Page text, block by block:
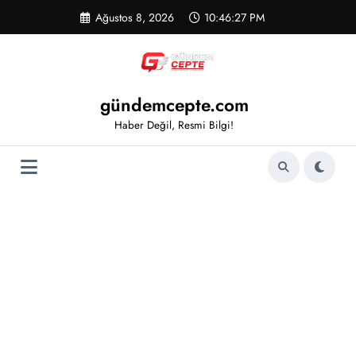
Ağustos 8, 2026 10:46:27 PM
gündemcepte.com
Haber Değil, Resmi Bilgi!